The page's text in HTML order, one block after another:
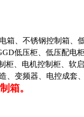
箱、不锈钢控制箱、
低压柜、低压配电
柜、电机控制柜、软
、变频器、电控成套
箱。